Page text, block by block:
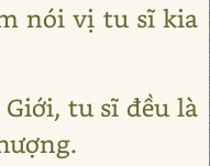
nói vị tu sĩ kia
tu sĩ đều là